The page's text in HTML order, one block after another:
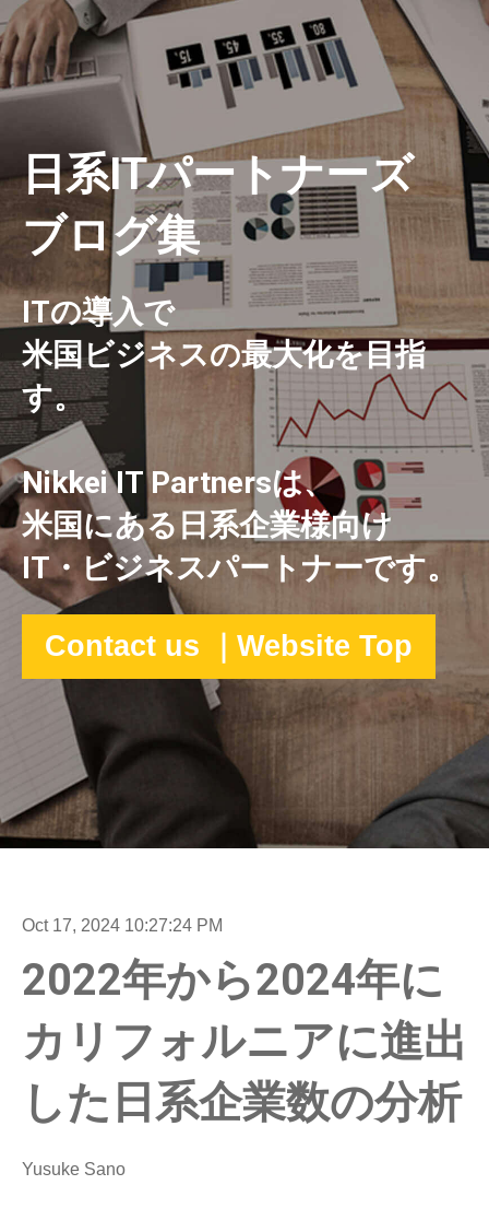
日系ITパートナーズ
ブログ集
ITの導入で
米国ビジネスの最大化を目指
す。
Nikkei IT Partnersは、
米国にある日系企業様向け
IT・ビジネスパートナーです。
Contact us ｜Website Top
Oct 17, 2024 10:27:24 PM
2022年から2024年に
カリフォルニアに進出
した日系企業数の分析
Yusuke Sano